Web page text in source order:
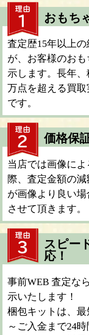
おもち
査定歴15年以上
が、お客様のお
示します。長年
万点を超える買
です。
価格保
当店では画像に
際、査定金額の
が画像より良い
させて頂きます。
スピー
応！
事前WEB 査定な
示いたします！
梱包キットは、
～ご入金まで24